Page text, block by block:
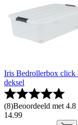
Iris Bedrollerbox click
deksel
(8)Beoordeeld met
14.99